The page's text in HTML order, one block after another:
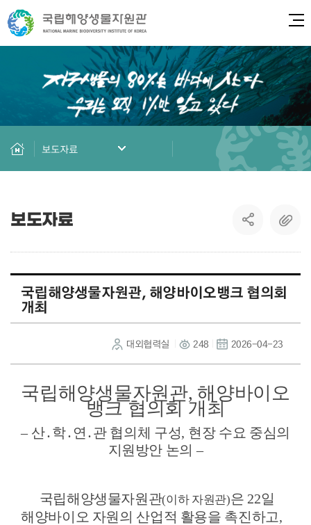
보도자료
보도자료
국립해양생물자원관, 해양바이오뱅크 협의회
개최
대외협력실 248 2026-04-23
국립해양생물자원관, 해양바이오
뱅크 협의회 개최
– 산․학․ 연 ․관 협의체 구성, 현장 수요 중심의
지원방안 논의–
국립해양생물자원관(이하 자원관)은 22일
해양바이오 자원의 산업적 활용을 촉진하고,